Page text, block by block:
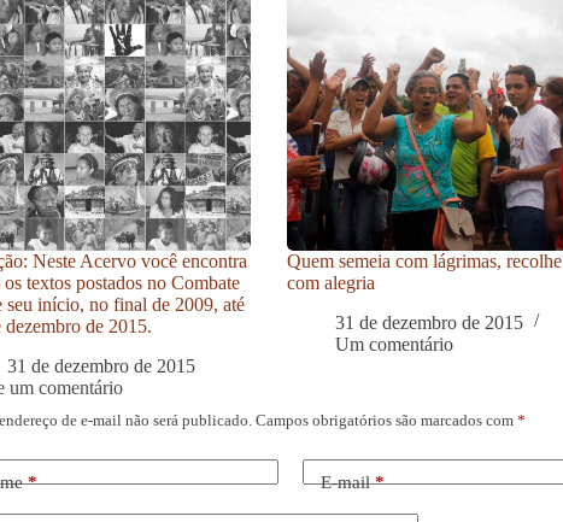
Neste Acervo você encontra
os textos postados no Combate
seu início, no final de 2009, até
dezembro de 2015.
31 de dezembro de 2015
Quem semeia com lágrimas, recolhe
com alegria
31 de dezembro de 2015
Um comentário
um comentário
de e-mail não será publicado. Campos obrigatórios são marcados com *
* E-mail*